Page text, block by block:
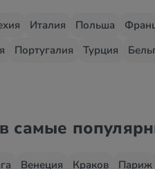
Италия Польша
Португалия Турция
самые
Венеция Краков Париж